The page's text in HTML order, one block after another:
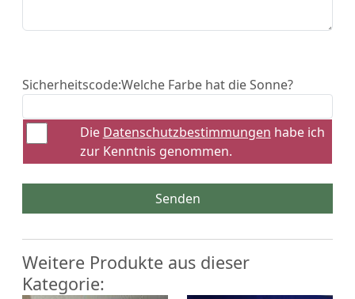
Sicherheitscode:Welche Farbe hat die Sonne?
Die Datenschutzbestimmungen habe ich
zur Kenntnis genommen.
Senden
Weitere Produkte aus dieser
Kategorie: